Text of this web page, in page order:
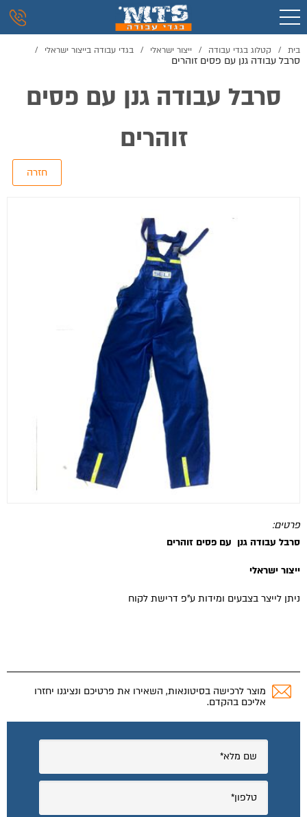
בית / קטלוג בגדי עבודה / ייצור ישראלי / בגדי עבודה בייצור ישראלי /
סרבל עבודה גנן עם פסים זוהרים
סרבל עבודה גנן עם פסים
זוהרים
פרטים:
סרבל עבודה גנן עם פסים זוהרים
ייצור ישראלי
ניתן לייצר בצבעים ומידות ע"פ דרישת לקוח
מוצר לרכישה בסיטונאות, השאירו את פרטיכם ונציגנו יחזרו
אליכם בהקדם.